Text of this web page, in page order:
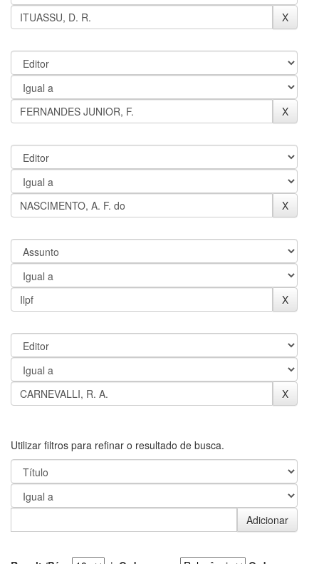
Utilizar filtros para refinar o resultado de busca.